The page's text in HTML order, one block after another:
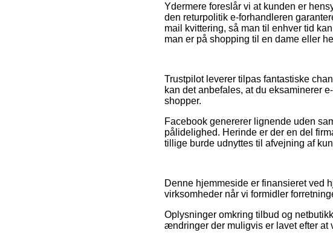
Ydermere foreslår vi at kunden er
den returpolitik e-forhandleren
mail kvittering, så man til enhver tid
man er på shopping til en dame eller
Trustpilot leverer tilpas fantastiske
kan det anbefales, at du eksaminerer
shopper.
Facebook genererer lignende uden
pålidelighed. Herinde er der en del
tillige burde udnyttes til afvejning af
Denne hjemmeside er finansieret ved
virksomheder når vi formidler
Oplysninger omkring tilbud og
ændringer der muligvis er lavet efter at